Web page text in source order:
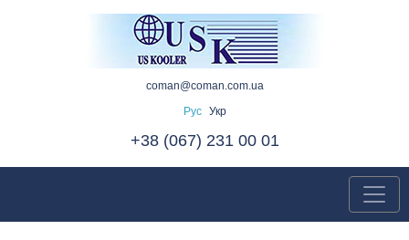
coman@coman.com.ua
Рус
Укр
+38 (067) 231 00 01